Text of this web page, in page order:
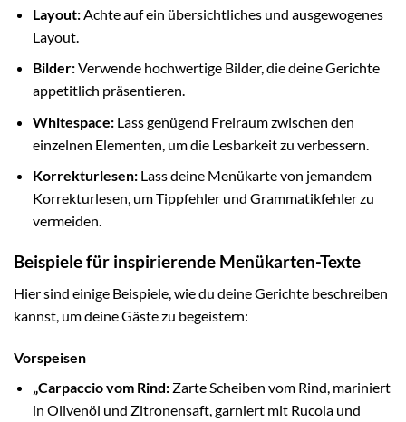
Layout:Achte auf ein übersichtliches und ausgewogenes
Layout.
Bilder:Verwende hochwertige Bilder, die deine Gerichte
appetitlich präsentieren.
Whitespace:Lass genügend Freiraum zwischen den
einzelnen Elementen, um die Lesbarkeit zu verbessern.
Korrekturlesen:Lass deine Menükarte von jemandem
Korrekturlesen, um Tippfehler und Grammatikfehler zu
vermeiden.
Beispiele für inspirierende Menükarten-Texte
Hier sind einige Beispiele, wie du deine Gerichte beschreiben
kannst, um deine Gäste zu begeistern:
Vorspeisen
„Carpaccio vom Rind:Zarte Scheiben vom Rind, mariniert
in Olivenöl und Zitronensaft, garniert mit Rucola und